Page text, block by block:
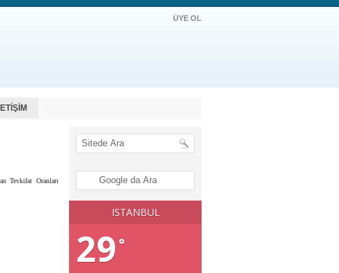
ÜYE OL
Tevkifat Oranları
ISTANBUL
29 °